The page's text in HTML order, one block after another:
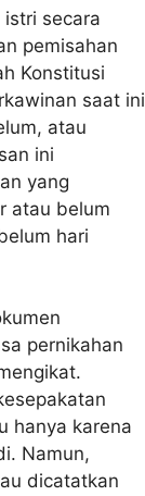
secara
pemisahan
Konstitusi
saat ini
atau
ini
yang
atau belum
hari
pernikahan
hanya karena
Namun,
dicatatkan